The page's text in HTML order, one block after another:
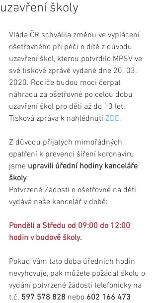
uzavření školy
Vláda ČR schválila změnu ve vyplácení
ošetřovného při péči o dítě z důvodu
uzavření škol, kterou potvrdilo MPSV ve
své tiskové zprávě vydané dne 20. 03.
2020. Rodiče budou moci čerpat
náhradu za ošetřovné po celou dobu
uzavření škol pro děti až do 13 let.
Tisková zpráva k nahlédnutí ZDE.
Z důvodu přijatých mimořádných
opatření k prevenci šíření koronaviru
jsme upravili úřední hodiny kanceláře
školy.
Potvrzené Žádosti o ošetřovné na děti
vydává naše kancelář v době:
Pondělí a Středu od 09:00 do 12:00
hodin v budově školy.
Pokud Vám tato doba úředních hodin
nevyhovuje, pak můžete požádat školu o
vydání potvrzené žádosti telefonicky na
t.č. 597 578 828 nebo 602 166 473